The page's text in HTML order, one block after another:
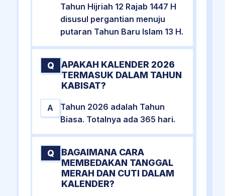
Tahun Hijriah 12 Rajab 1447 H
disusul pergantian menuju
putaran Tahun Baru Islam 13 H.
Q
APAKAH KALENDER 2026
TERMASUK DALAM TAHUN
KABISAT?
A
Tahun 2026 adalah Tahun
Biasa. Totalnya ada 365 hari.
Q
BAGAIMANA CARA
MEMBEDAKAN TANGGAL
MERAH DAN CUTI DALAM
KALENDER?